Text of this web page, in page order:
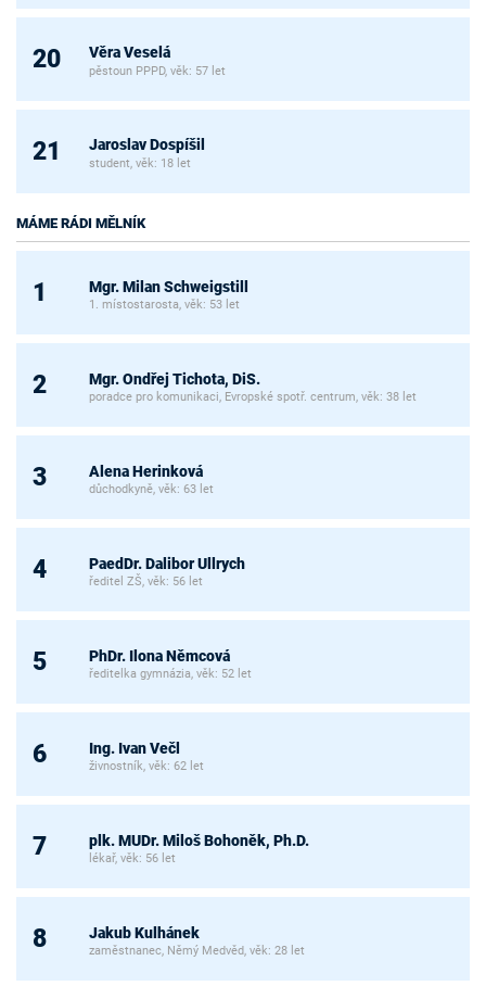
20 Věra Veselá
pěstoun PPPD, věk: 57 let
21 Jaroslav Dospíšil
student, věk: 18 let
MÁME RÁDI MĚLNÍK
1 Mgr. Milan Schweigstill
1. místostarosta, věk: 53 let
2 Mgr. Ondřej Tichota, DiS.
poradce pro komunikaci, Evropské spotř. centrum, věk: 38 let
3 Alena Herinková
důchodkyně, věk: 63 let
4 PaedDr. Dalibor Ullrych
ředitel ZŠ, věk: 56 let
5 PhDr. Ilona Němcová
ředitelka gymnázia, věk: 52 let
6 Ing. Ivan Večl
živnostník, věk: 62 let
7 plk. MUDr. Miloš Bohoněk, Ph.D.
lékař, věk: 56 let
8 Jakub Kulhánek
zaměstnanec, Němý Medvěd, věk: 28 let